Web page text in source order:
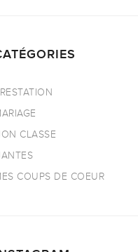
CLASSE
COUPS DE COEUR